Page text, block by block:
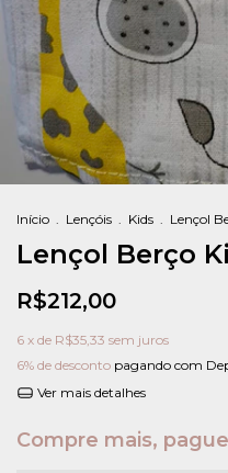
Início . Lençóis . Kids . Lençol
Lençol Berço
R$212,00
6 x de R$35,33 sem juros
6% de desconto pagando com
Ver mais detalhes
Compre mais,